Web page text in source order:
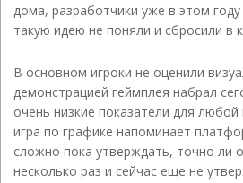
дома, разработчики уже в этом
такую идею не поняли и сбросили в
В основном игроки не оценили
демонстрацией геймплея набрал
очень низкие показатели для
игра по графике напоминает
сложно пока утверждать, точно ли
несколько раз и сейчас еще не